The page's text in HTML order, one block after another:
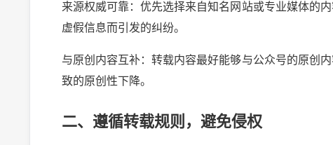
来源权威可靠：优先选择来自知名网站或专业媒体的
虚假信息而引发的纠纷。
与原创内容互补：转载内容最好能够与公众号的原创
致的原创性下降。
二、遵循转载规则，避免侵权